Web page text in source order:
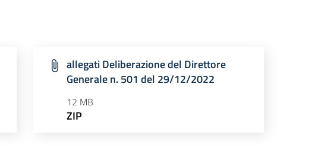
allegati Deliberazione del Direttore
Generale n. 501 del 29/12/2022
12 MB
ZIP